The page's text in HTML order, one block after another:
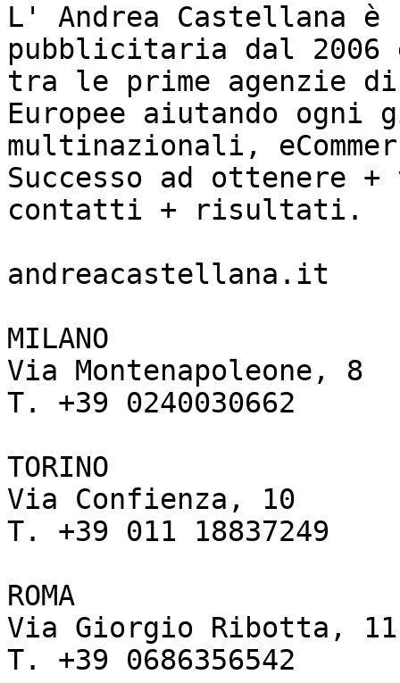
L' Andrea Castellana
pubblicitaria dal 2006
tra le prime agenzie di
Europee aiutando ogni
multinazionali,
Successo ad ottenere
contatti + risultati.
andreacastellana.it
MILANO
Via Montenapoleone, 8
T. +39 0240030662
TORINO
Via Confienza, 10
T. +39 011 18837249
ROMA
Via Giorgio Ribotta, 11
T. +39 0686356542